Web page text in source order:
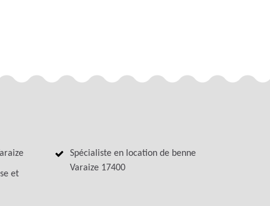
et
Spécialiste en location de benne
Varaize 17400